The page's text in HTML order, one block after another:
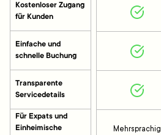
Kostenloser Zugang
für Kunden
Einfache und
schnelle Buchung
Transparente
Servicedetails
Für Expats und
Einheimische
Mehrsprachig